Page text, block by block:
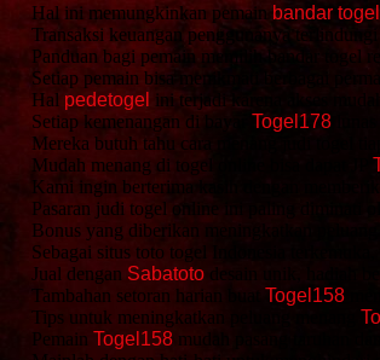
Hal ini memungkinkan pemainbandar
Transaksi keuangan penggunanya
Panduan bagi pemain memilih bandar togel
Setiap pemain bisa menikmati berbagai
Hal pedetogel ini terjadi karena akses
Setiap kemenangan di bayarTogel178
Mereka butuh tahu cara menang judi togel
Mudah menang di togel online bisa dapat JP
Kami ingin berterima kasih dengan
Pasaran judi togel online ini paling diminati
Bonus yang diberikan meningkatkan
Sebagai situs toto togel Indonesia terkemuka,
Jual dengan Sabatoto desain unik, hadiah
Tambahan setoran harian buatTogel158
Tips untuk meningkatkan peluang menang
PemainTogel158 mudah pasang taruhan